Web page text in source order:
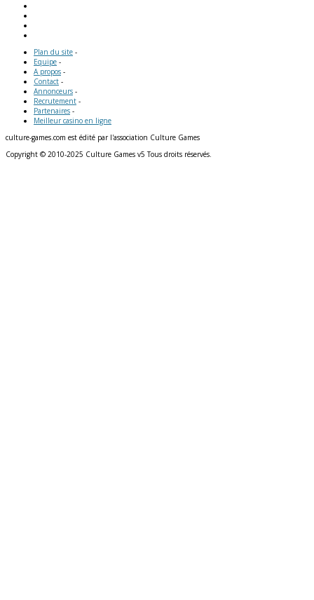
Plan du site -
Equipe -
A propos -
Contact -
Annonceurs -
Recrutement -
Partenaires -
Meilleur casino en ligne
culture-games.com est édité par l'association Culture Games
Copyright © 2010-2025 Culture Games v5 Tous droits réservés.